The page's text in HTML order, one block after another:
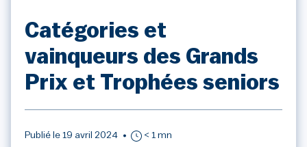
Catégories et
vainqueurs des Grands
Prix et Trophées seniors
Publié le 19 avril 2024 < 1 mn